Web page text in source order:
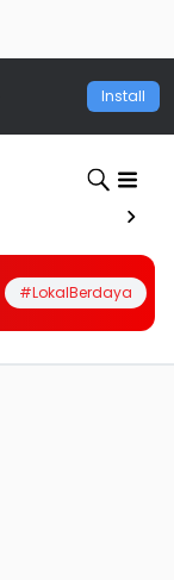
Install
#LokalBerdaya